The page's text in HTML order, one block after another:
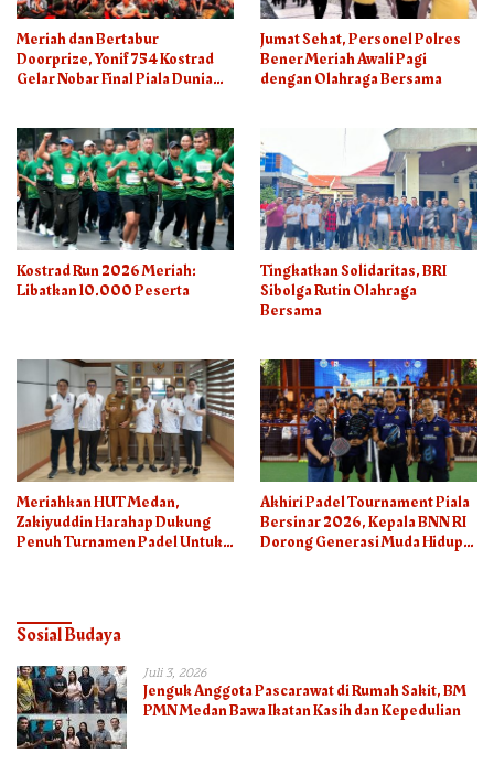
Meriah dan Bertabur
Doorprize, Yonif 754 Kostrad
Gelar Nobar Final Piala Dunia
Jumat Sehat, Personel Polres
Bener Meriah Awali Pagi
dengan Olahraga Bersama
Kostrad Run 2026 Meriah:
Libatkan 10.000 Peserta
Tingkatkan Solidaritas, BRI
Sibolga Rutin Olahraga
Bersama
Meriahkan HUT Medan,
Zakiyuddin Harahap Dukung
Penuh Turnamen Padel Untuk
Akhiri Padel Tournament Piala
Bersinar 2026, Kepala BNN RI
Dorong Generasi Muda Hidup
Sosial Budaya
Juli 3, 2026
Jenguk Anggota Pascarawat di Rumah Sakit, BM
PMN Medan Bawa Ikatan Kasih dan Kepedulian